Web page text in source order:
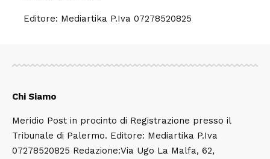
Editore: Mediartika P.Iva 07278520825
Chi Siamo
Meridio Post in procinto di Registrazione presso il
Tribunale di Palermo. Editore: Mediartika P.Iva
07278520825 Redazione:Via Ugo La Malfa, 62,